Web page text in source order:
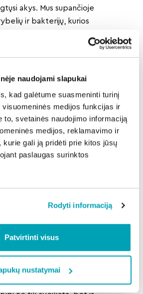
naudojami slapukai
kad galėtume suasmeninti turinį
medijos funkcijas ir
to, svetainės naudojimo informaciją
medijos, reklamavimo ir
kurie gali ją pridėti prie kitos jūsų
paslaugas surinktos
Rodyti informaciją
Patvirtinti visus
nustatymai
akys. Mus supančioje
ir bakterijų, kurios
tyrimai rodo, kad ant
gali veistis ne tik įvairūs
priemonių arsenalą.
valymo derinimas yra bene
šiandien“, – sako N.
sparčiai populiarėja tiek tarp
Čijunskas atkreipia dėmesį, kad
paslaugų taikymo, priimti
pradedama teikti tik tuomet,
nei pusė apklaustų